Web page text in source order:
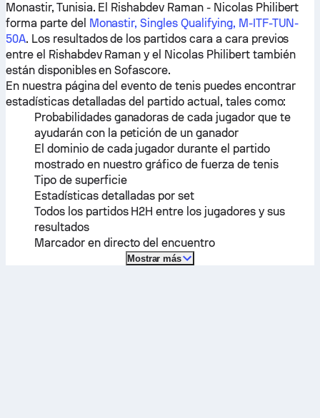
Monastir, Tunisia. El Rishabdev Raman- Nicolas Philibert
forma parte del Monastir, Singles Qualifying, M-ITF-TUN-
50A. Los resultados de los partidos cara a cara previos
entre el Rishabdev Raman y el Nicolas Philiberttambién
están disponibles en Sofascore.
En nuestra página del evento de tenis puedes encontrar
estadísticas detalladas del partido actual, tales como:
Probabilidades ganadoras de cada jugador que te
ayudarán con la petición de un ganador
El dominio de cada jugador durante el partido
mostrado en nuestro gráfico de fuerza de tenis
Tipo de superficie
Estadísticas detalladas por set
Todos los partidos H2H entre los jugadores y sus
resultados
Marcador en directo del encuentro
Mostrar más